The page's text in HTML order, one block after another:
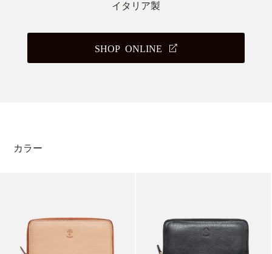
イタリア製
SHOP ONLINE
カラー